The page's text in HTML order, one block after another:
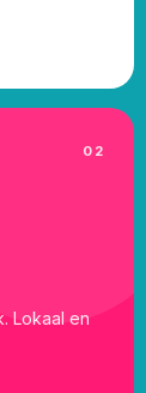
02
Lokaal en